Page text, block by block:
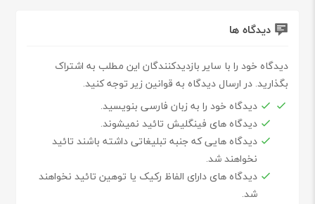
دیدگاه ها
دیدگاه خود را با سایر بازدیدکنندگان این مطلب به اشتراک
بگذارید. در ارسال دیدگاه به قوانین زیر توجه کنید.
دیدگاه خود را به زبان فارسی بنویسید.
دیدگاه های فینگلیش تائید نمیشوند.
دیدگاه هایی که جنبه تبلیغاتی داشته باشند تائید
نخواهند شد.
دیدگاه های دارای الفاظ رکیک یا توهین تائید نخواهند
شد.